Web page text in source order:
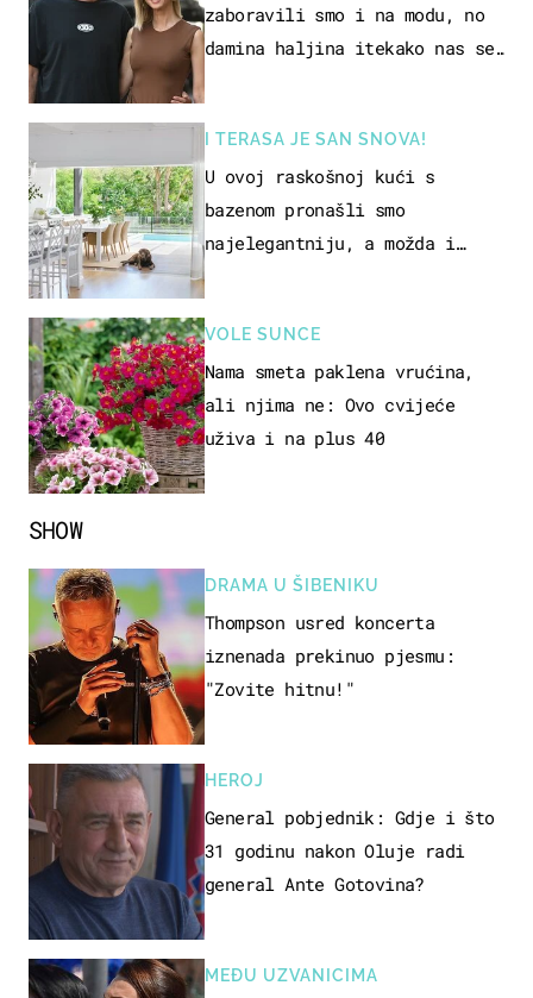
SHOW
DRAMA U ŠIBENIKU
Thompson usred koncerta
iznenada prekinuo pjesmu:
"Zovite hitnu!"
HEROJ
General pobjednik: Gdje i što
31 godinu nakon Oluje radi
general Ante Gotovina?
MEĐU UZVANICIMA
zaboravili smo i na modu, no
damina haljina itekako nas se
I TERASA JE SAN SNOVA!
U ovoj raskošnoj kući s
bazenom pronašli smo
najelegantniju, a možda i
VOLE SUNCE
Nama smeta paklena vrućina,
ali njima ne: Ovo cvijeće
uživa i na plus 40